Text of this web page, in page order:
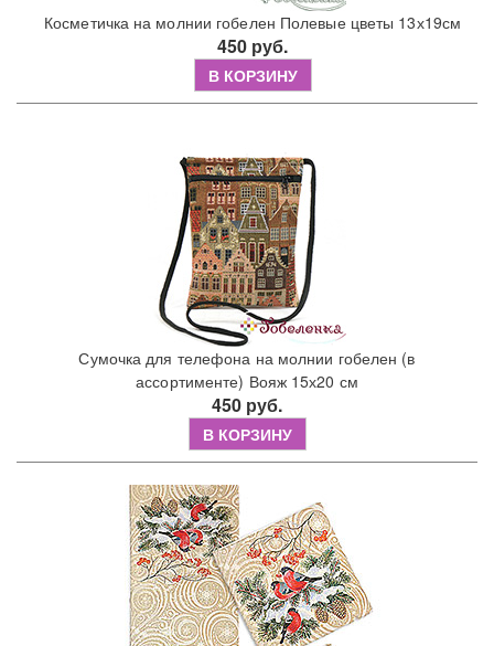
Косметичка на молнии гобелен Полевые цветы 13х19см
450 руб.
В КОРЗИНУ
Сумочка для телефона на молнии гобелен (в
ассортименте) Вояж 15х20 см
450 руб.
В КОРЗИНУ